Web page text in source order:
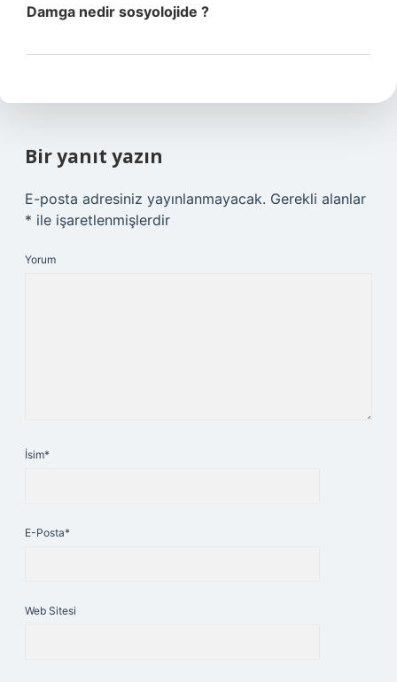
Damga nedir sosyolojide ?
Bir yanıt yazın
E-posta adresiniz yayınlanmayacak. Gerekli alanlar
* ile işaretlenmişlerdir
Yorum
İsim*
E-Posta*
Web Sitesi